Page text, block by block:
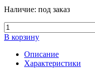
Наличие: под заказ
В корзину
Описание
Характеристики